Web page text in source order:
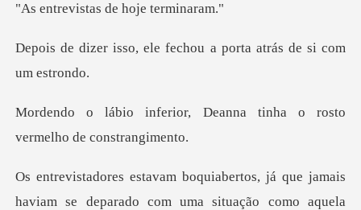
"As en
le fechou a porta atrás
, Deanna tinha o rosto
ve
tos, já que jamais
haviam se deparad